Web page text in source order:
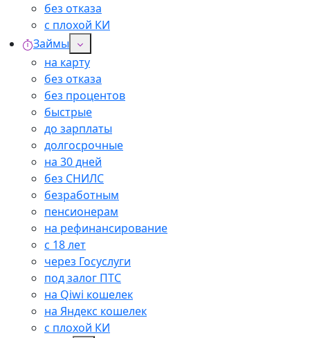
без отказа
с плохой КИ
Займы
на карту
без отказа
без процентов
быстрые
до зарплаты
долгосрочные
на 30 дней
без СНИЛС
безработным
пенсионерам
на рефинансирование
с 18 лет
через Госуслуги
под залог ПТС
на Qiwi кошелек
на Яндекс кошелек
с плохой КИ